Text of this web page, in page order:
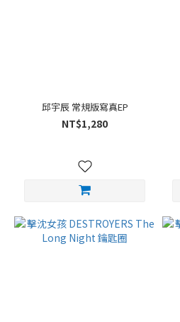
邱宇辰 常規版寫真EP
NT$1,280